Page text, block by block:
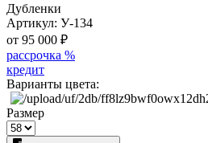
Дубленки
Артикул: У-134
от 95 000 ₽
рассрочка %
кредит
Варианты цвета:
Размер